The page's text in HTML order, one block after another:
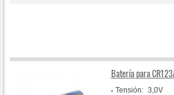
Batería para
Tensión: 3,0V